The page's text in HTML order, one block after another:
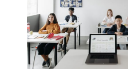
BY
MOST
—
ПРОГРАММУ
ДЛЯ